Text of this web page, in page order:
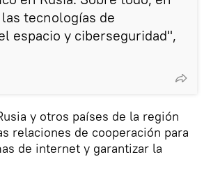
tecnologías de
espacio y ciberseguridad",
y otros países de la región
relaciones de cooperación para
de internet y garantizar la